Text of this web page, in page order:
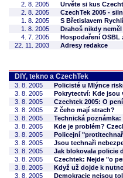
2. 8. 2005
Urvěte si kus
2. 8. 2005
CzechTek 2005 -
1. 8. 2005
S Břetislavem
1. 8. 2005
Drahoš nikdy
4. 7. 2005
Hospodaření OSBL
22. 11. 2003
Adresy redakce
DIY, tekno a CzechTek
3. 8. 2005
Policisté u Mlýnce
3. 8. 2005
Pokrytectví: Kde jsou
3. 8. 2005
Czechtek 2005: O
3. 8. 2005
Z čeho mají strach?
3. 8. 2005
Technická
3. 8. 2005
Kde je problém?
3. 8. 2005
Policejní
3. 8. 2005
Jsou technaři
3. 8. 2005
Jak blokovala policie
3. 8. 2005
Czechtek: Nejde "o
3. 8. 2005
Když už dojde k
3. 8. 2005
Demokracie nejsou